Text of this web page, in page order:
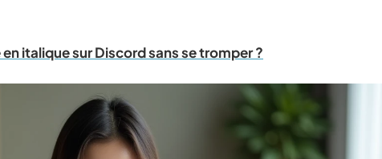
italique sur Discord sans se tromper ?